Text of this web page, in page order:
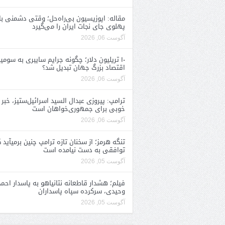
مقاله: اپوزیسیون بی‌راه‌حل؛ وقتی دشمنی
پهلوی جای نجات ایران را می‌گیرد
آگوست 06, 2026
۱۰ تریلیون دلار؛ چگونه جرایم سایبری به
اقتصاد بزرگ جهان تبدیل شد؟
آگوست 06, 2026
ترامپ: پیروزی عبدال السید اسرائیل‌ستیز، خبر
خوبی برای جمهوری‌خواهان است
آگوست 06, 2026
تنگه هرمز؛ از سخنان تازه ترامپ چنین
توافقی به دست نیامده است
آگوست 05, 2026
فیلم؛ هشدار قاطعانه نتانیاهو به پاسدار
وحیدی، سرکرده سپاه پاسداران
آگوست 05, 2026